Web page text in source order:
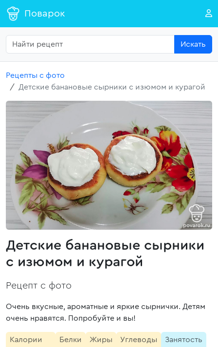
Поварок
Искать
Рецепты с фото
Детские банановые сырники с изюмом и курагой
Детские банановые сырники
с изюмом и курагой
Рецепт с фото
Очень вкусные, ароматные и яркие сырнички. Детям
очень нравятся. Попробуйте и вы!
Калории
Белки
Жиры
Углеводы
Занятость